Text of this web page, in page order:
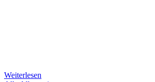
Weiterlesen